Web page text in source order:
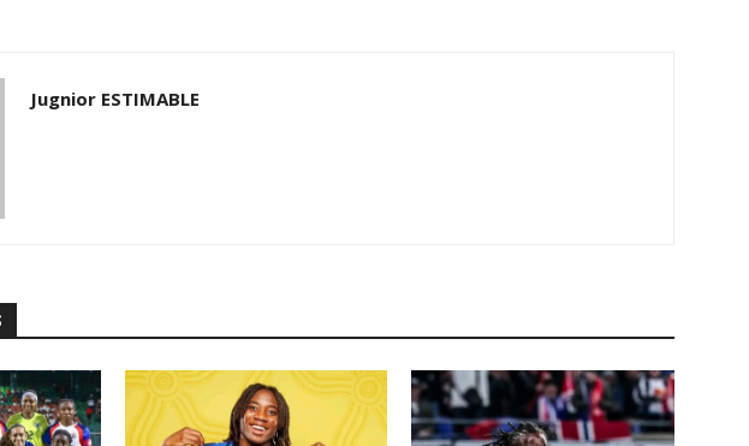
Jugnior ESTIMABLE